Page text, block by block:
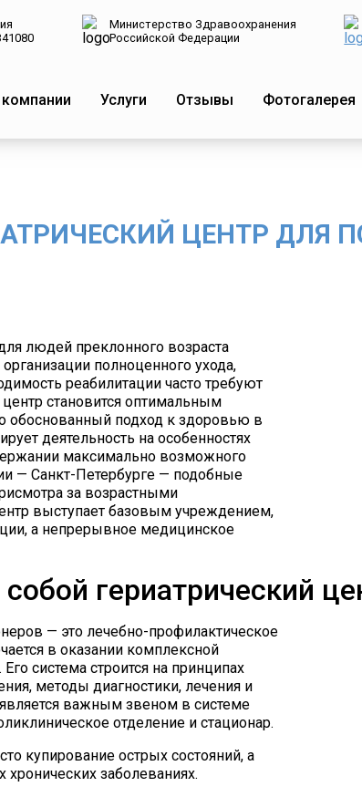
Министерство Здравоохранения
Российской Федерации
Услуги Отзывы Фотогалерея
ЦЕНТР ДЛЯ
людей преклонного возраста
полноценного ухода,
реабилитации часто требуют
становится оптимальным
обоснованный подход к здоровью в
деятельность на особенностях
максимально возможного
— Санкт-Петербурге — подобные
за возрастными
выступает базовым учреждением,
а непрерывное медицинское
гериатрический
— это лечебно-профилактическое
в оказании комплексной
система строится на принципах
методы диагностики, лечения и
важным звеном в системе
отделение и стационар.
купирование острых состояний, а
заболеваниях.